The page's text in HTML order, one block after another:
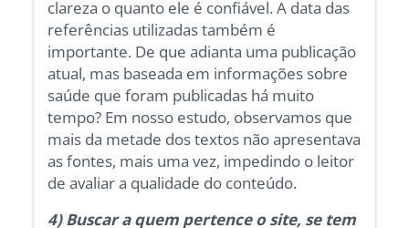
clareza o quanto ele é confiável. A data das
referências utilizadas também é
importante. De que adianta uma publicação
atual, mas baseada em informações sobre
saúde que foram publicadas há muito
tempo? Em nosso estudo, observamos que
mais da metade dos textos não apresentava
as fontes, mais uma vez, impedindo o leitor
de avaliar a qualidade do conteúdo.
4) Buscar a quem pertence o site, se tem